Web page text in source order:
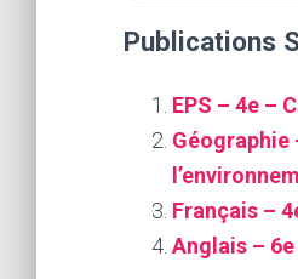
Publications
EPS – 4e –
Géographie
Français –
Anglais –